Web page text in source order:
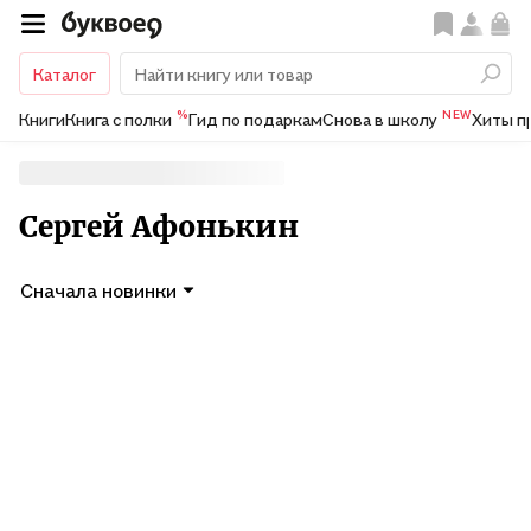
Каталог
КнигиКнига с полки %Гид по подаркамСнова в школу NEWХиты
Сергей Афонькин
Сначала новинки